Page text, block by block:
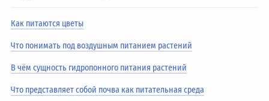
Как питаются цветы
Что понимать под воздушным питанием растений
В чём сущность гидропонного питания растений
Что представляет собой почва как питательная среда